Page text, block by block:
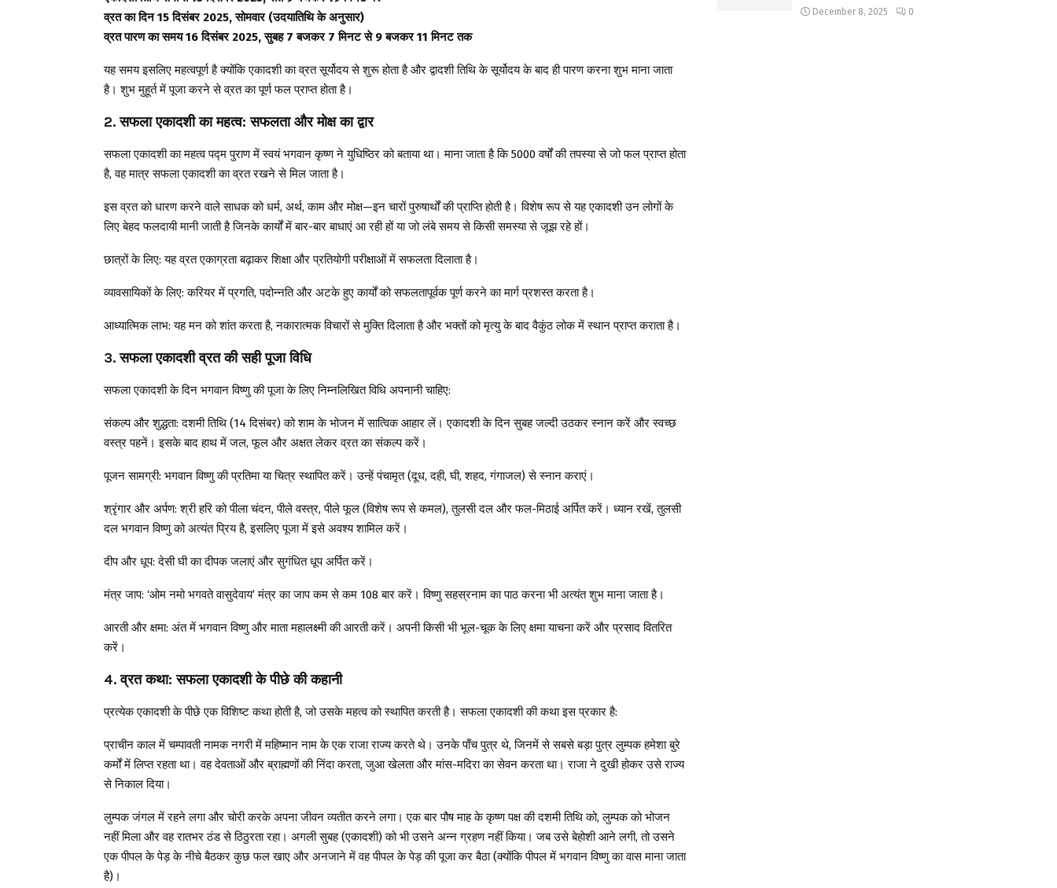
व्रत का दिन 15 दिसंबर 2025, सोमवार (उदयातिथि के अनुसार)
व्रत पारण का समय 16 दिसंबर 2025, सुबह 7 बजकर 7 मिनट से 9 बजकर 11 मिनट तक
यह समय इसलिए महत्वपूर्ण है क्योंकि एकादशी का व्रत सूर्योदय से शुरू होता है और द्वादशी तिथि के सूर्योदय के बाद ही पारण करना शुभ माना जाता
है। शुभ मुहूर्त में पूजा करने से व्रत का पूर्ण फल प्राप्त होता है।
2. सफला एकादशी का महत्व: सफलता और मोक्ष का द्वार
सफला एकादशी का महत्व पद्म पुराण में स्वयं भगवान कृष्ण ने युधिष्ठिर को बताया था। माना जाता है कि 5000 वर्षों की तपस्या से जो फल प्राप्त होता
है, वह मात्र सफला एकादशी का व्रत रखने से मिल जाता है।
इस व्रत को धारण करने वाले साधक को धर्म, अर्थ, काम और मोक्ष—इन चारों पुरुषार्थों की प्राप्ति होती है। विशेष रूप से यह एकादशी उन लोगों के
लिए बेहद फलदायी मानी जाती है जिनके कार्यों में बार-बार बाधाएं आ रही हों या जो लंबे समय से किसी समस्या से जूझ रहे हों।
छात्रों के लिए: यह व्रत एकाग्रता बढ़ाकर शिक्षा और प्रतियोगी परीक्षाओं में सफलता दिलाता है।
व्यावसायिकों के लिए: करियर में प्रगति, पदोन्नति और अटके हुए कार्यों को सफलतापूर्वक पूर्ण करने का मार्ग प्रशस्त करता है।
आध्यात्मिक लाभ: यह मन को शांत करता है, नकारात्मक विचारों से मुक्ति दिलाता है और भक्तों को मृत्यु के बाद वैकुंठ लोक में स्थान प्राप्त कराता है।
3. सफला एकादशी व्रत की सही पूजा विधि
सफला एकादशी के दिन भगवान विष्णु की पूजा के लिए निम्नलिखित विधि अपनानी चाहिए:
संकल्प और शुद्धता: दशमी तिथि (14 दिसंबर) को शाम के भोजन में सात्विक आहार लें। एकादशी के दिन सुबह जल्दी उठकर स्नान करें और स्वच्छ
वस्त्र पहनें। इसके बाद हाथ में जल, फूल और अक्षत लेकर व्रत का संकल्प करें।
पूजन सामग्री: भगवान विष्णु की प्रतिमा या चित्र स्थापित करें। उन्हें पंचामृत (दूध, दही, घी, शहद, गंगाजल) से स्नान कराएं।
श्रृंगार और अर्पण: श्री हरि को पीला चंदन, पीले वस्त्र, पीले फूल (विशेष रूप से कमल), तुलसी दल और फल-मिठाई अर्पित करें। ध्यान रखें, तुलसी
दल भगवान विष्णु को अत्यंत प्रिय है, इसलिए पूजा में इसे अवश्य शामिल करें।
दीप और धूप: देसी घी का दीपक जलाएं और सुगंधित धूप अर्पित करें।
मंत्र जाप: ‘ओम नमो भगवते वासुदेवाय’ मंत्र का जाप कम से कम 108 बार करें। विष्णु सहस्रनाम का पाठ करना भी अत्यंत शुभ माना जाता है।
आरती और क्षमा: अंत में भगवान विष्णु और माता महालक्ष्मी की आरती करें। अपनी किसी भी भूल-चूक के लिए क्षमा याचना करें और प्रसाद वितरित
करें।
4. व्रत कथा: सफला एकादशी के पीछे की कहानी
प्रत्येक एकादशी के पीछे एक विशिष्ट कथा होती है, जो उसके महत्व को स्थापित करती है। सफला एकादशी की कथा इस प्रकार है:
प्राचीन काल में चम्पावती नामक नगरी में महिष्मान नाम के एक राजा राज्य करते थे। उनके पाँच पुत्र थे, जिनमें से सबसे बड़ा पुत्र लुम्पक हमेशा बुरे
कर्मों में लिप्त रहता था। वह देवताओं और ब्राह्मणों की निंदा करता, जुआ खेलता और मांस-मदिरा का सेवन करता था। राजा ने दुखी होकर उसे राज्य
से निकाल दिया।
लुम्पक जंगल में रहने लगा और चोरी करके अपना जीवन व्यतीत करने लगा। एक बार पौष माह के कृष्ण पक्ष की दशमी तिथि को, लुम्पक को भोजन
नहीं मिला और वह रातभर ठंड से ठिठुरता रहा। अगली सुबह (एकादशी) को भी उसने अन्न ग्रहण नहीं किया। जब उसे बेहोशी आने लगी, तो उसने
एक पीपल के पेड़ के नीचे बैठकर कुछ फल खाए और अनजाने में वह पीपल के पेड़ की पूजा कर बैठा (क्योंकि पीपल में भगवान विष्णु का वास माना जाता
है)।
December 8, 2025 0